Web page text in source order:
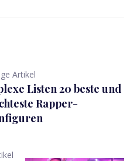
Artikel
Listen 20 beste und
Rapper-